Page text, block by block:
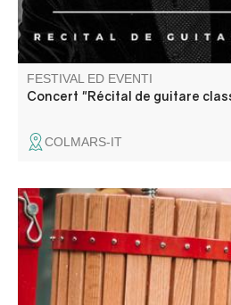
FESTIVAL ED EVENTI
Concert "Récital de guitare
COLMARS-IT
Une journée pour broyer, presser,
et partager sans modération !